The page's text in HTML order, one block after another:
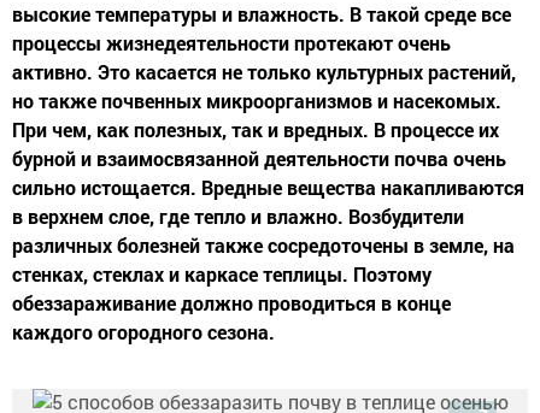
высокие температуры и влажность. В такой среде все
процессы жизнедеятельности протекают очень
активно. Это касается не только культурных растений,
но также почвенных микроорганизмов и насекомых.
При чем, как полезных, так и вредных. В процессе их
бурной и взаимосвязанной деятельности почва очень
сильно истощается. Вредные вещества накапливаются
в верхнем слое, где тепло и влажно. Возбудители
различных болезней также сосредоточены в земле, на
стенках, стеклах и каркасе теплицы. Поэтому
обеззараживание должно проводиться в конце
каждого огородного сезона.